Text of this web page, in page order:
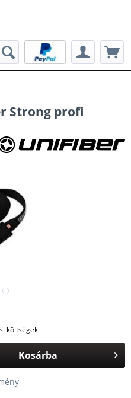
Strong profi
költségek
Kosárba